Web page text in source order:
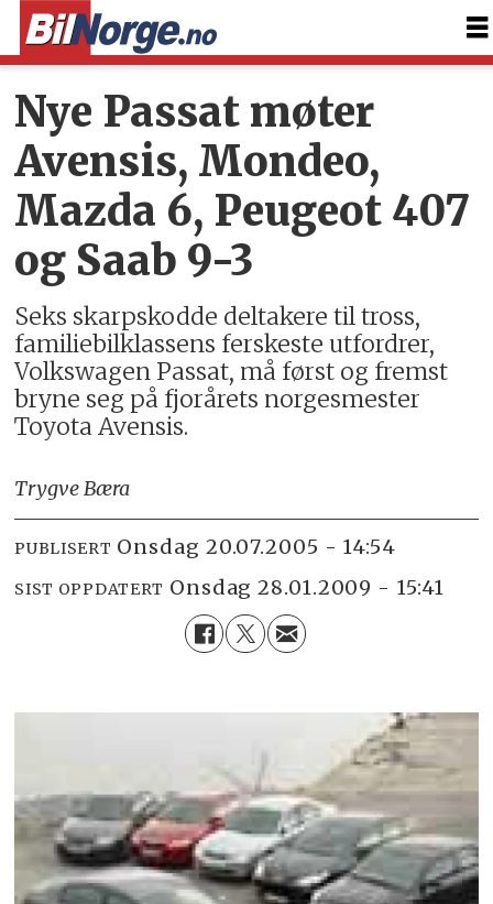
Nye Passat møter
Avensis, Mondeo,
Mazda 6, Peugeot 407
og Saab 9-3
Seks skarpskodde deltakere til tross,
familiebilklassens ferskeste utfordrer,
Volkswagen Passat, må først og fremst
bryne seg på fjorårets norgesmester
Toyota Avensis.
Trygve Bæra
PUBLISERT onsdag 20.07.2005 - 14:54
SIST OPPDATERT onsdag 28.01.2009 - 15:41